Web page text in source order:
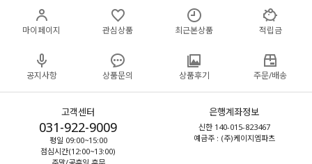
마이페이지 관심상품 최근본상품 적립금
공지사항 상품문의 상품후기 주문/배송
고객센터
031-922-9009
평일 09:00~15:00
점심시간(12:00~13:00)
은행계좌정보
신한 140-015-823467
예금주 : (주)케이지엠파츠